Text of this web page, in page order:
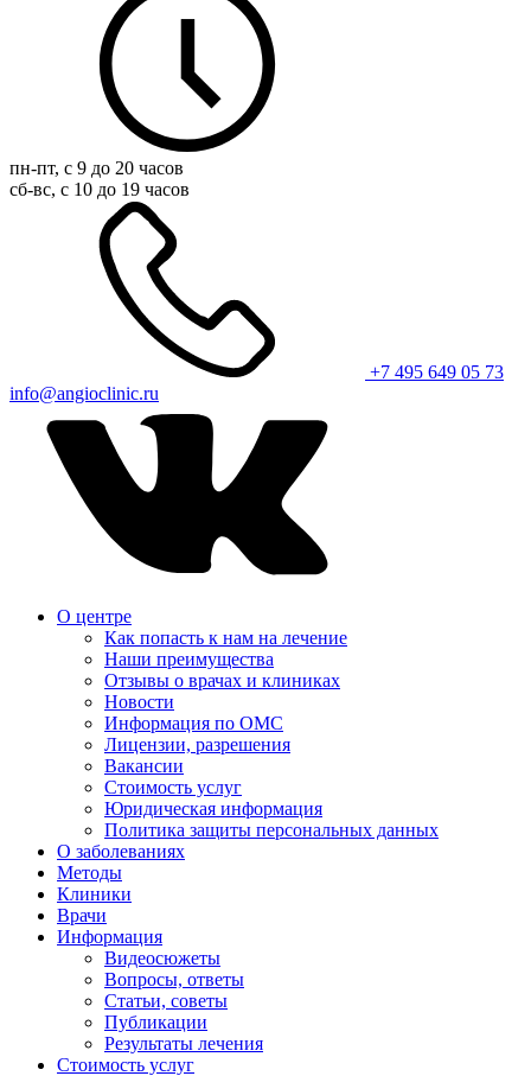
пн-пт, с 9 до 20 часов
сб-вс, с 10 до 19 часов
+7 495 649 05 73
info@angioclinic.ru
О центре
Как попасть к нам на лечение
Наши преимущества
Отзывы о врачах и клиниках
Новости
Информация по ОМС
Лицензии, разрешения
Вакансии
Стоимость услуг
Юридическая информация
Политика защиты персональных данных
О заболеваниях
Методы
Клиники
Врачи
Информация
Видеосюжеты
Вопросы, ответы
Статьи, советы
Публикации
Результаты лечения
Стоимость услуг